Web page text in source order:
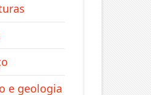
e geologia